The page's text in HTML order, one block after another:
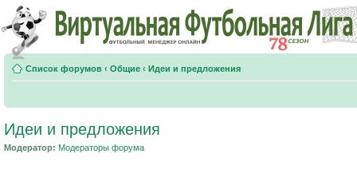
Список форумов ‹ Общие ‹ Идеи и предложения
Идеи и предложения
Модератор: Модераторы форума